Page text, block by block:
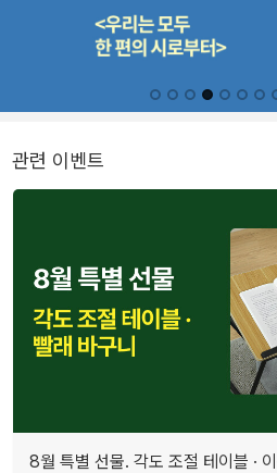
관련 이벤트
8월 특별 선물. 각도 조절 테이블 ·